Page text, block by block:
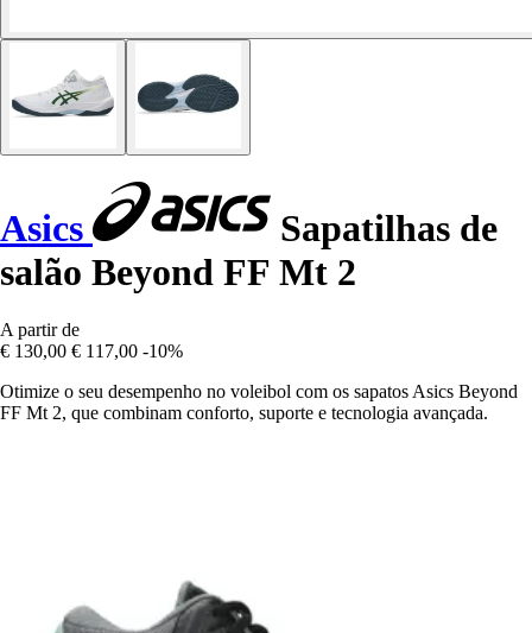
Asics
Sapatilhas de
salão Beyond FF Mt 2
A partir de
€ 130,00 € 117,00 -10%
Otimize o seu desempenho no voleibol com os sapatos Asics Beyond
FF Mt 2, que combinam conforto, suporte e tecnologia avançada.